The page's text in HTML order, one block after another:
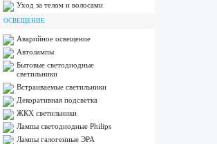
Уход за телом и волосами
ОСВЕЩЕНИЕ
Аварийное освещение
Автолампы
Бытовые светодиодные
светильники
Встраиваемые светильники
Декоративная подсветка
ЖКХ светильники
Лампы cветодиодные Philips
Лампы галогенные ЭРА